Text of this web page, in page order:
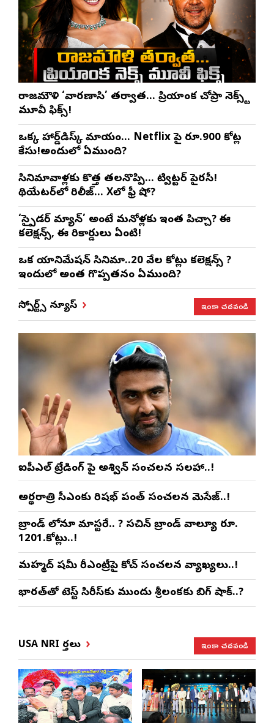
రాజమౌళి ‘వారణాసి’ తర్వాత… ప్రియాంక చోప్రా నెక్స్ట్
మూవీ ఫిక్స్!
ఒక్క హార్డ్‌డిస్క్ మాయం… Netflix పై రూ.900 కోట్ల
కేసు!అందులో ఏముంది?
సినిమావాళ్లకు కొత్త తలనొప్పి… ట్విట్టర్ పైరసీ!
థియేటర్‌లో రిలీజ్… Xలో ఫ్రీ షో?
‘స్పైడర్ మ్యాన్’ అంటే మనోళ్లకు ఇంత పిచ్చా? ఈ
కలెక్షన్స్, ఈ రికార్డులు ఏంటి!
ఒక యానిమేషన్ సినిమా..20 వేల కోట్లు కలెక్షన్స్ ?
ఇందులో అంత గొప్పతనం ఏముంది?
స్పోర్ట్స్ న్యూస్ ఇంకా చదవండి
ఐపీఎల్ ట్రేడింగ్ పై అశ్విన్ సంచలన సలహా..!
అర్థరాత్రి సీఎంకు రిషభ్ పంత్ సంచలన మెసేజ్..!
బ్రాండ్ లోనూ మాస్టరే.. ? సచిన్ బ్రాండ్ వాల్యూ రూ.
1201.కోట్లు..!
మహ్మద్ షమీ రీఎంట్రీపై కోచ్ సంచలన వ్యాఖ్యలు..!
భారత్‌తో టెస్ట్ సిరీస్‌కు ముందు శ్రీలంకకు బిగ్ షాక్..?
USA NRI వార్తలు ఇంకా చదవండి